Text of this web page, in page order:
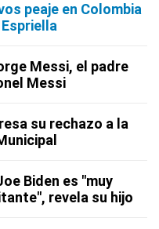
peaje en Colombia
Messi, el padre
Messi
su rechazo a la
Biden es "muy
revela su hijo